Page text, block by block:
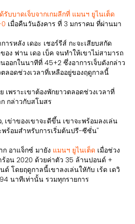
รับบาดเจ็บจากเกมลีกที่ แมนฯ ยูไนเต็ด
เมื่อคืนวันอังคาร ที่ 3 มกราคม ที่ผ่านมา
ารหลัง เดอะ เชอร์รีส์ กะจะเสียบสกัด
ง ฟาน เดอ เบ็ค จนทำให้เขาไม่สามารถ
ออกในนาทีที่ 45+2 ซึ่งอาการเจ็บดังกล่าว
ลอดช่วงเวลาที่เหลืออยู่ของฤดูกาลนี้
พราะเขาต้องพักยาวตลอดช่วงเวลาที่
กล่าวกับสโมสร
เข่าของเขาจะดีขึ้น เขาจะพร้อมลงเล่น
พร้อมสำหรับการเริ่มต้นปรี-ซีซั่น''
ก อาแจ็กซ์ มายัง แมนฯ ยูไนเต็ด เมื่อช่วง
อน 2020 ด้วยค่าตัว 35 ล้านปอนด์ +
โดยฤดูกาลนี้เขาลงเล่นใหักับ เร้ด เดวิ
นาทีเท่านั้น รวมทุกรายการ